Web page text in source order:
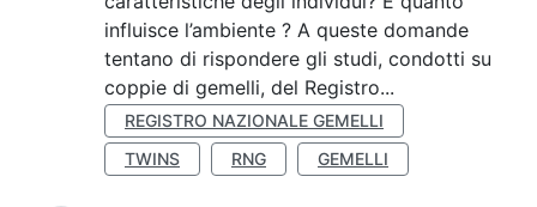
influisce l’ambiente ? A queste domande
tentano di rispondere gli studi, condotti su
coppie di gemelli, del Registro...
REGISTRO NAZIONALE GEMELLI
TWINS
RNG GEMELLI